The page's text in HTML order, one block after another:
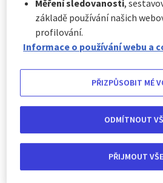
Klientovi tak může být účtována
V zahraničních lyžařských střediscích
soukromých zdravotnických
pojištěnce dokonce nemusí
pacientovi požadovat úhradu
případný převoz pacienta zpět do ČR.
mnohých poranění (zlomeniny
může vyžadovat i doprovod lékaře či
personálu. Tyto často vysoké
klient sám. S možným
pojišťovny je nutné počítat i při
Měření sledovanosti,
základě používání našich
profilování.
Informace o používání webu a
PŘIZPŮSOBIT MÉ
ODMÍTNOUT
PŘIJMOUT VŠE